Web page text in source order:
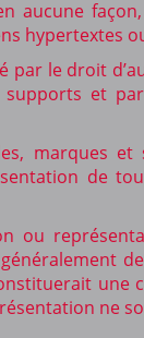
aucune
par le droit
et
marques
de
ou
une
ne